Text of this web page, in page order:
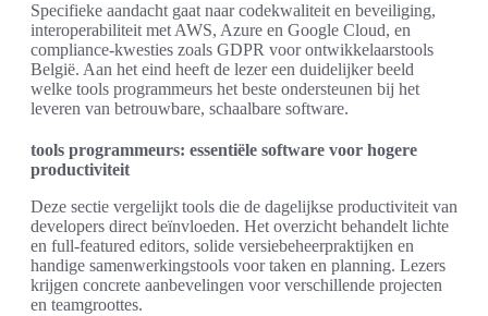
Specifieke aandacht gaat naar codekwaliteit en beveiliging,
interoperabiliteit met AWS, Azure en Google Cloud, en
compliance-kwesties zoals GDPR voor ontwikkelaarstools
België. Aan het eind heeft de lezer een duidelijker beeld
welke tools programmeurs het beste ondersteunen bij het
leveren van betrouwbare, schaalbare software.
tools programmeurs: essentiële software voor hogere
productiviteit
Deze sectie vergelijkt tools die de dagelijkse productiviteit van
developers direct beïnvloeden. Het overzicht behandelt lichte
en full-featured editors, solide versiebeheerpraktijken en
handige samenwerkingstools voor taken en planning. Lezers
krijgen concrete aanbevelingen voor verschillende projecten
en teamgroottes.